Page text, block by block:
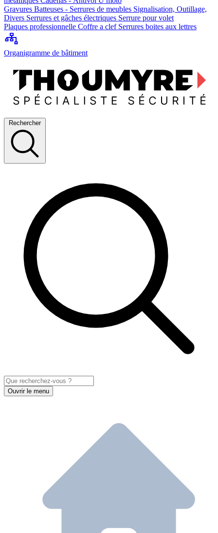
Gravures Batteuses - Serrures de meubles Signalisation, Outillage,
Divers Serrures et gâches électriques Serrure pour volet
Plaques professionnelle Coffre a clef Serrures boites aux lettres
Organigramme de bâtiment
Rechercher
Ouvrir le menu